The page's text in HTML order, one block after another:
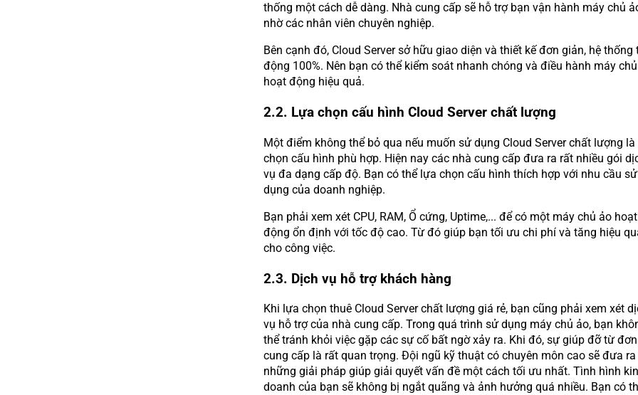
thống một cách dễ dàng. Nhà cung cấp sẽ hỗ trợ bạn vận hành máy chủ
nhờ các nhân viên chuyên nghiệp.
Bên cạnh đó, Cloud Server sở hữu giao diện và thiết kế đơn giản, hệ thống
động 100%. Nên bạn có thể kiểm soát nhanh chóng và điều hành máy chủ
hoạt động hiệu quả.
2.2. Lựa chọn cấu hình Cloud Server chất lượng
Một điểm không thể bỏ qua nếu muốn sử dụng Cloud Server chất lượng
chọn cấu hình phù hợp. Hiện nay các nhà cung cấp đưa ra rất nhiều gói
vụ đa dạng cấp độ. Bạn có thể lựa chọn cấu hình thích hợp với nhu cầu sử
dụng của doanh nghiệp.
Bạn phải xem xét CPU, RAM, Ổ cứng, Uptime,... để có một máy chủ ảo hoạt
động ổn định với tốc độ cao. Từ đó giúp bạn tối ưu chi phí và tăng hiệu
cho công việc.
2.3. Dịch vụ hỗ trợ khách hàng
Khi lựa chọn thuê Cloud Server chất lượng giá rẻ, bạn cũng phải xem xét
vụ hỗ trợ của nhà cung cấp. Trong quá trình sử dụng máy chủ ảo, bạn
thể tránh khỏi việc gặp các sự cố bất ngờ xảy ra. Khi đó, sự giúp đỡ từ
cung cấp là rất quan trọng. Đội ngũ kỹ thuật có chuyên môn cao sẽ đưa ra
những giải pháp giúp giải quyết vấn đề một cách tối ưu nhất. Tình hình
doanh của bạn sẽ không bị ngắt quãng và ảnh hưởng quá nhiều. Bạn có